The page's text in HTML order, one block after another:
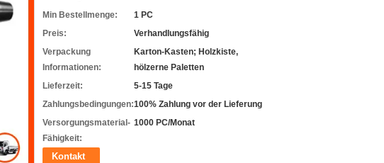
Min Bestellmenge:
1 PC
Preis:
Verhandlungsfähig
Verpackung
Informationen:
Karton-Kasten; Holzkiste,
hölzerne Paletten
Lieferzeit:
5-15 Tage
Zahlungsbedingungen:100% Zahlung vor der Lieferung
Versorgungsmaterial-
Fähigkeit:
1000 PC/Monat
Kontakt